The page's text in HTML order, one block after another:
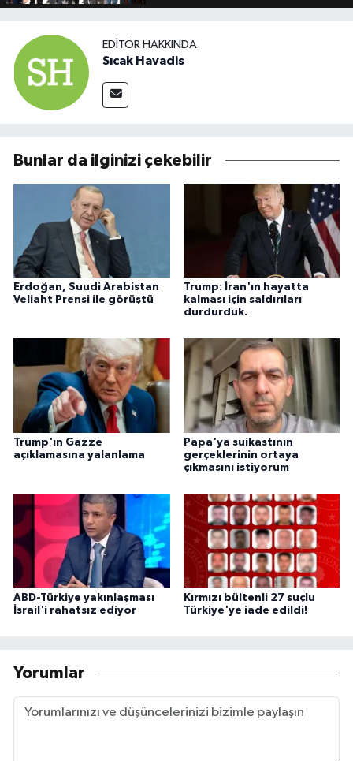
EDITÖR HAKKINDA
Sıcak Havadis
Bunlar da ilginizi çekebilir
Erdoğan, Suudi Arabistan
Veliaht Prensi ile görüştü
Trump: İran'ın hayatta
kalması için saldırıları
durdurduk.
Trump'ın Gazze
açıklamasına yalanlama
Papa'ya suikastının
gerçeklerinin ortaya
çıkmasını istiyorum
ABD-Türkiye yakınlaşması
İsrail'i rahatsız ediyor
Kırmızı bültenli 27 suçlu
Türkiye'ye iade edildi!
Yorumlar